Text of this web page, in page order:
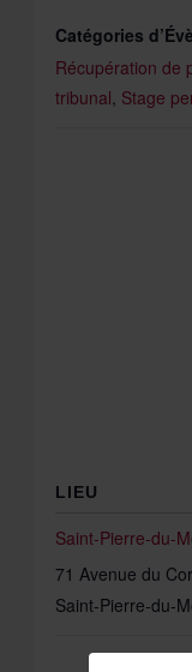
Catégories
Récupération de
tribunal Stage
LIEU
Saint-Pierre-du-
71 Avenue du
Saint-Pierre-du-